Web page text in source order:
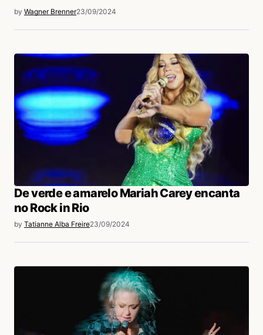
by Wagner Brenner23/09/2024
De verde e amarelo Mariah Carey encanta
no Rock in Rio
by Tatianne Alba Freire23/09/2024